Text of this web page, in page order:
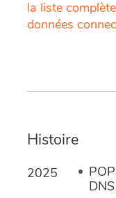
la liste
données
Histoire
2025